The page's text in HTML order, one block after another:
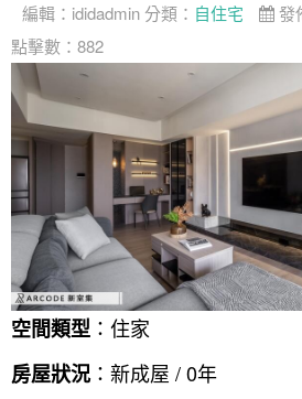
編輯： ididadmin 分類： 自住宅
發
點擊數：882
空間類型 ：住家
房屋狀況 ：新成屋 / 0年
如何使用點一點
我要裝潢
裝潢計算機
裝潢進階計算機
裝潢圖紙免費健檢
案例分享
類型
居家
其他
面積
31~50坪
51坪以上
風格
簡約
休閒
北歐
古典
預算
150萬以內
151萬~250萬
251萬以上
人氣推薦
設計好手
桃園 新竹 竹北
台中
台南 高雄
360環景體驗
你家我家 Podcast
虛擬線上裝潢
房屋仲介方案
室內設計師方案
傢俱建材商方案
裝潢輕鬆點
2房2聽 - 基本版
2房2廳 - 精裝版
設計專欄
系統櫃
綠建材
居家風水
老屋翻新
主題精選
設計知識+
全站搜尋
線上賞屋
北部
台北市
新北市
桃園市
徵設計師